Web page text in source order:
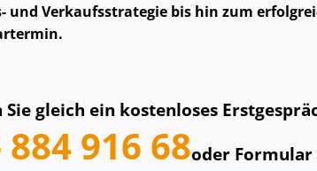
und Ver­kaufs­stra­te­gie bis hin zum
gleich ein kostenloses
884 916 68oder Formular